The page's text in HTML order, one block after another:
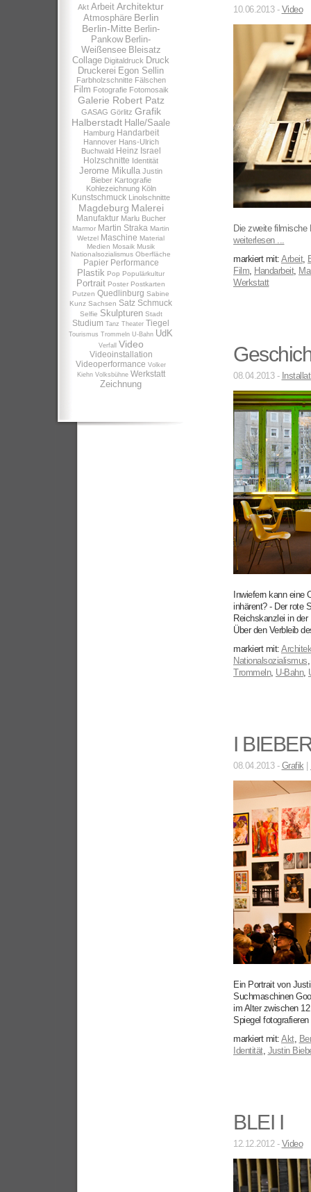
Akt Arbeit Architektur
Atmosphäre Berlin
Berlin-Mitte Berlin-
Pankow Berlin-
Weißensee Bleisatz
Collage Digitaldruck Druck
Druckerei Egon Sellin
Farbholzschnitte Fälschen
Film Fotografie Fotomosaik
Galerie Robert Patz
GASAG Görlitz Grafik
Halberstadt Halle/Saale
Hamburg Handarbeit
Hannover Hans-Ulrich
Buchwald Heinz Israel
Holzschnitte Identität
Jerome Mikulla Justin
Bieber Kartografie
Kohlezeichnung Köln
Kunstschmuck Linolschnitte
Magdeburg Malerei
Manufaktur Marlu Bucher
Marmor Martin Straka Martin
Wetzel Maschine Material
Medien Mosaik Musik
Nationalsozialismus Oberfläche
Papier Performance
Plastik Pop Populärkultur
Portrait Poster Postkarten
Putzen Quedlinburg Sabine
Kunz Sachsen Satz Schmuck
Selfie Skulpturen Stadt
Studium Tanz Theater Tiegel
Tourismus Trommeln U-Bahn UdK
Verfall Video
Videoinstallation
Videoperformance Volker
Kiehn Volksbühne Werkstatt
Zeichnung
10.06.2013 - Video
Die zweite filmische
weiterlesen ...
markiert mit: Arbeit,
Film, Handarbeit,
Werkstatt
08.04.2013 -
Inwiefern kann eine
inhärent? - Der rote
Reichskanzlei in
Über den Verbleib
markiert mit:
Nationalsozialismus
Trommeln, U-Bahn,
I
08.04.2013 - Grafik
Ein Portrait von
Suchmaschinen
im Alter zwischen
Spiegel
markiert mit: Akt,
Identität, Justin
BLEI I
12.12.2012 - Video